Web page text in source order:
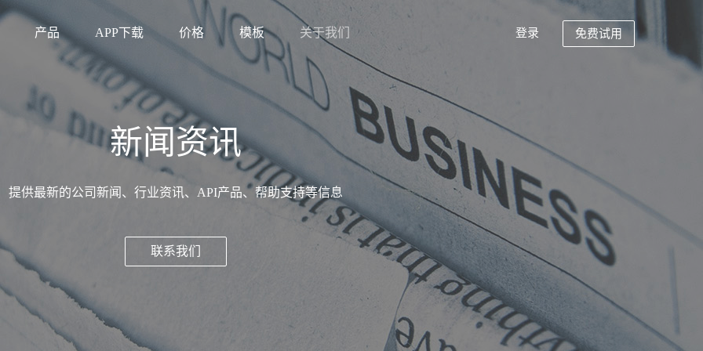
产品 APP下载 价格 模板 关于我们 登录 免费试用
新闻资讯
提供最新的公司新闻、行业资讯、API产品、帮助支持等信息
联系我们